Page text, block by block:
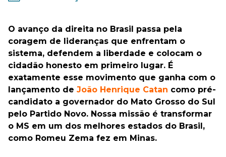
O avanço da direita no Brasil passa pela
coragem de lideranças que enfrentam o
sistema, defendem a liberdade e colocam o
cidadão honesto em primeiro lugar. É
exatamente esse movimento que ganha com o
lançamento de João Henrique Catan como pré-
candidato a governador do Mato Grosso do Sul
pelo Partido Novo. Nossa missão é transformar
o MS em um dos melhores estados do Brasil,
como Romeu Zema fez em Minas.